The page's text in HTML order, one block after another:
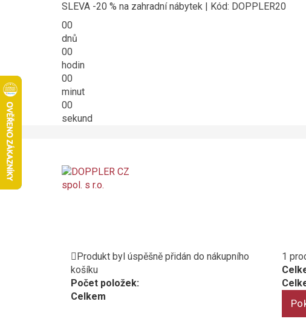
SLEVA -20 % na zahradní nábytek | Kód: DOPPLER20
00
dnů
00
hodin
00
minut
00
sekund
Produkt byl úspěšně přidán do nákupního
košíku
Počet položek:
Celkem
1